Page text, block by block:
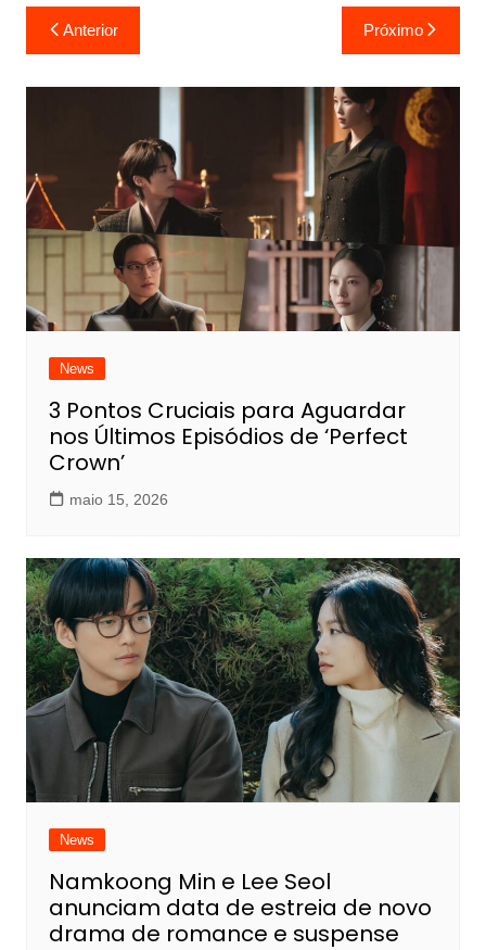
Navegação
de
Post
Anterior Próximo
News
3 Pontos Cruciais para Aguardar
nos Últimos Episódios de ‘Perfect
Crown’
maio 15, 2026
News
Namkoong Min e Lee Seol
anunciam data de estreia de novo
drama de romance e suspense